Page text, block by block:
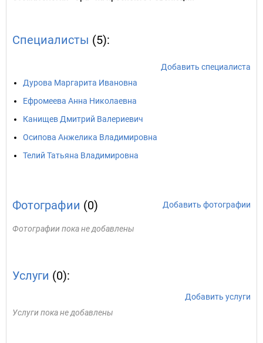
Специалисты (5):
Добавить специалиста
Дурова Маргарита Ивановна
Ефромеева Анна Николаевна
Канищев Дмитрий Валериевич
Осипова Анжелика Владимировна
Телий Татьяна Владимировна
Фотографии (0) Добавить фотографии
Фотографии пока не добавлены
Услуги (0):
Добавить услуги
Услуги пока не добавлены